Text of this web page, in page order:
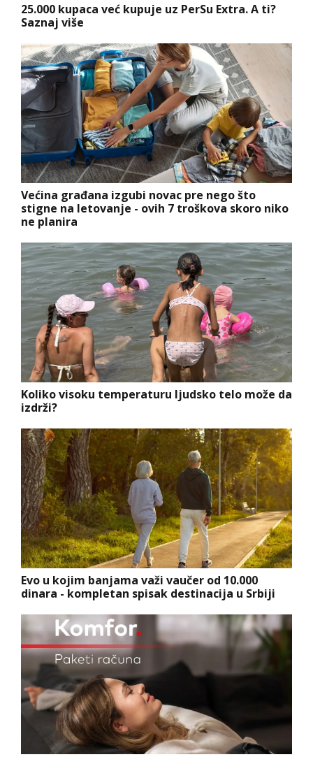
25.000 kupaca već kupuje uz PerSu Extra. A ti?
Saznaj više
Većina građana izgubi novac pre nego što
stigne na letovanje - ovih 7 troškova skoro niko
ne planira
Koliko visoku temperaturu ljudsko telo može da
izdrži?
Evo u kojim banjama važi vaučer od 10.000
dinara - kompletan spisak destinacija u Srbiji